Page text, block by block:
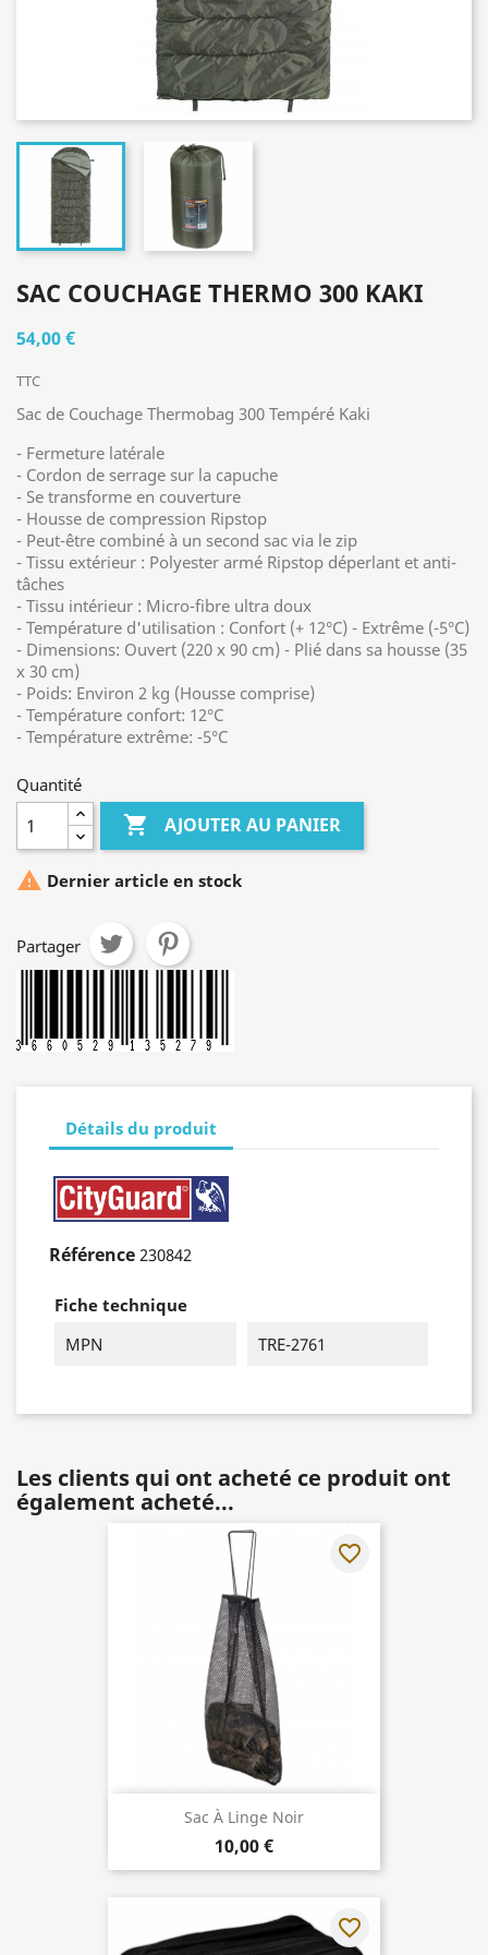
SAC COUCHAGE THERMO 300 KAKI
54,00 €
TTC
Sac de Couchage Thermobag 300 Tempéré Kaki
- Fermeture latérale
- Cordon de serrage sur la capuche
- Se transforme en couverture
- Housse de compression Ripstop
- Peut-être combiné à un second sac via le zip
- Tissu extérieur : Polyester armé Ripstop déperlant et anti-
tâches
- Tissu intérieur : Micro-fibre ultra doux
- Température d'utilisation : Confort (+ 12°C) - Extrême (-5°C)
- Dimensions: Ouvert (220 x 90 cm) - Plié dans sa housse (35
x 30 cm)
- Poids: Environ 2 kg (Housse comprise)
- Température confort: 12°C
- Température extrême: -5°C
Quantité
 AJOUTER AU PANIER
 Dernier article en stock
Partager
Détails du produit
Référence 230842
Fiche technique
MPN
TRE-2761
Les clients qui ont acheté ce produit ont
également acheté...
Sac À Linge Noir
10,00 €
favorite_border
favorite_border